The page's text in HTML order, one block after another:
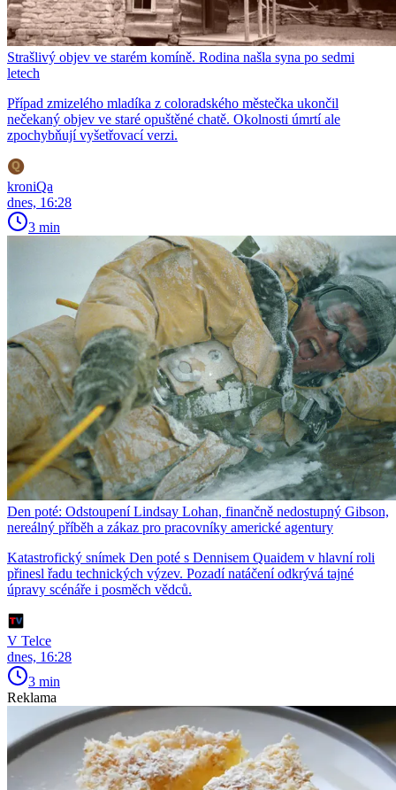
Strašlivý objev ve starém komíně. Rodina našla syna po sedmi
letech
Případ zmizelého mladíka z coloradského městečka ukončil
nečekaný objev ve staré opuštěné chatě. Okolnosti úmrtí ale
zpochybňují vyšetřovací verzi.
kroniQa
dnes, 16:28
3 min
Den poté: Odstoupení Lindsay Lohan, finančně nedostupný Gibson,
nereálný příběh a zákaz pro pracovníky americké agentury
Katastrofický snímek Den poté s Dennisem Quaidem v hlavní roli
přinesl řadu technických výzev. Pozadí natáčení odkrývá tajné
úpravy scénáře i posměch vědců.
V Telce
dnes, 16:28
3 min
Reklama